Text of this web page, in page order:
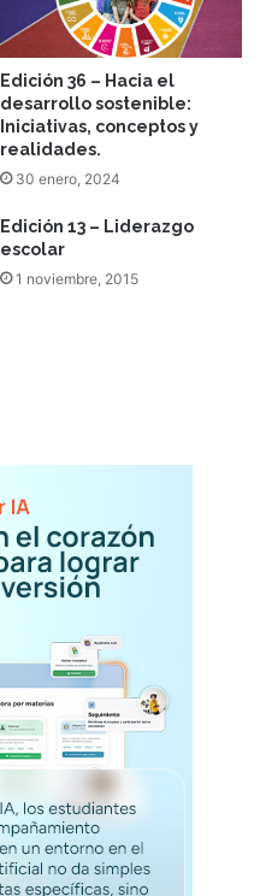
Edición 36 – Hacia el
desarrollo sostenible:
Iniciativas, conceptos y
realidades.
30 enero, 2024
Edición 13 – Liderazgo
escolar
1 noviembre, 2015